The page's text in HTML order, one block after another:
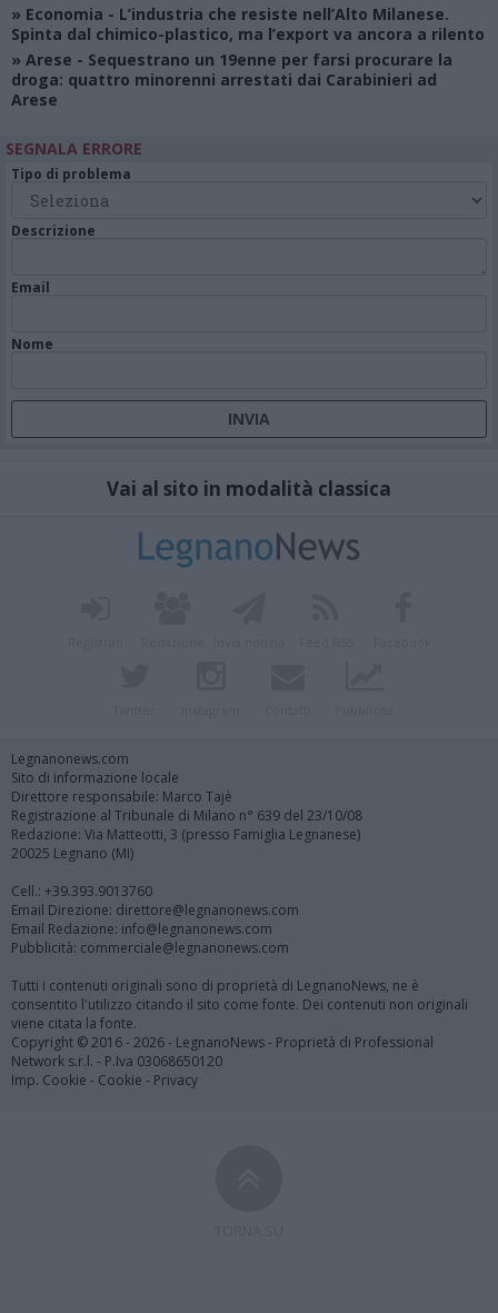
» Economia - L’industria che resiste nell’Alto Milanese.
Spinta dal chimico-plastico, ma l’export va ancora a rilento
» Arese - Sequestrano un 19enne per farsi procurare la
droga: quattro minorenni arrestati dai Carabinieri ad
Arese
SEGNALA ERRORE
Tipo di problema
Descrizione
Email
Nome
Vai al sito in modalità classica
Legnanonews.com
Sito di informazione locale
Direttore responsabile: Marco Tajè
Registrazione al Tribunale di Milano n° 639 del 23/10/08
Redazione: Via Matteotti, 3 (presso Famiglia Legnanese)
20025 Legnano (MI)
Cell.: +39.393.9013760
Email Direzione: direttore@legnanonews.com
Email Redazione: info@legnanonews.com
Pubblicità: commerciale@legnanonews.com
Tutti i contenuti originali sono di proprietà di LegnanoNews, ne è
consentito l'utilizzo citando il sito come fonte. Dei contenuti non originali
viene citata la fonte.
Copyright © 2016 - 2026 - LegnanoNews - Proprietà di Professional
Network s.r.l. - P.Iva 03068650120
Imp. Cookie - Cookie - Privacy